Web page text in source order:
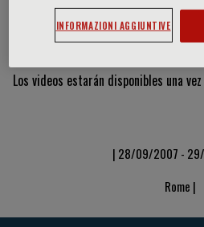
Vídeos y diapositivas
Los videos estarán disponibles una
| 28/09/2007 -
Rome |
INFORMAZIONI AGGIUNTIVE